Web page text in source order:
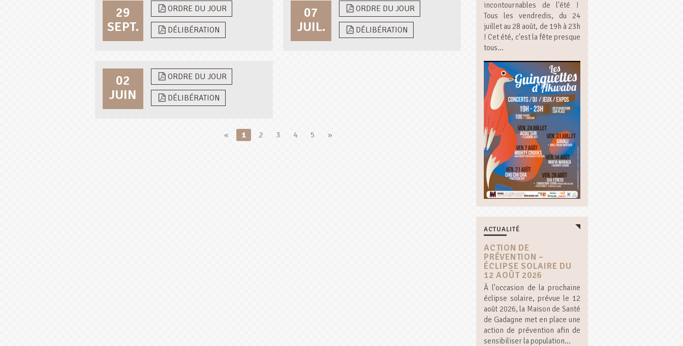
29
SEPT.
ORDRE DU JOUR
DÉLIBÉRATION
07
JUIL.
ORDRE DU JOUR
DÉLIBÉRATION
02
JUIN
ORDRE DU JOUR
DÉLIBÉRATION
« 1 2 3 4 5 »
incontournables de l'été !
Tous les vendredis, du 24
juillet au 28 août, de 19h à 23h
! Cet été, c'est la fête presque
tous...
ACTUALITÉ
ACTION DE
PRÉVENTION –
ÉCLIPSE SOLAIRE DU
12 AOÛT 2026
À l’occasion de la prochaine
éclipse solaire, prévue le 12
août 2026, la Maison de Santé
de Gadagne met en place une
action de prévention afin de
sensibiliser la population...